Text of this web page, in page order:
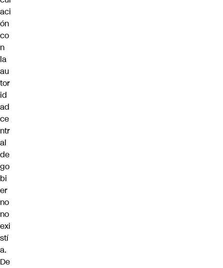
aci
ón
co
n
la
au
tor
id
ad
ce
ntr
al
de
go
bi
er
no
no
exi
stí
a.
De